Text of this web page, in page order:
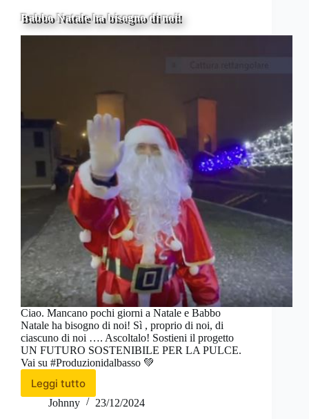
Babbo Natale ha bisogno di noi!
Ciao. Mancano pochi giorni a Natale e Babbo
Natale ha bisogno di noi! Sì , proprio di noi, di
ciascuno di noi …. Ascoltalo! Sostieni il progetto
UN FUTURO SOSTENIBILE PER LA PULCE.
Vai su #Produzionidalbasso 💚
Leggi tutto
Babbo
Natale
Johnny 23/12/2024